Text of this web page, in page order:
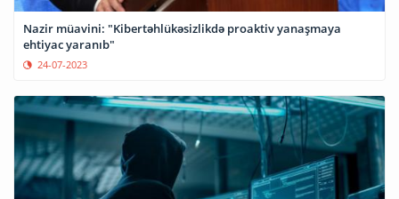
Nazir müavini: "Kibertəhlükəsizlikdə proaktiv yanaşmaya
ehtiyac yaranıb"
24-07-2023